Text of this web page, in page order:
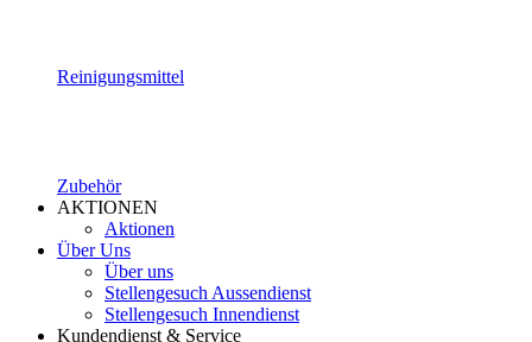
Reinigungsmittel
Zubehör
AKTIONEN
Aktionen
Über Uns
Über uns
Stellengesuch Aussendienst
Stellengesuch Innendienst
Kundendienst & Service